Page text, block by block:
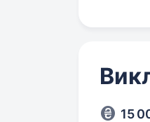
15